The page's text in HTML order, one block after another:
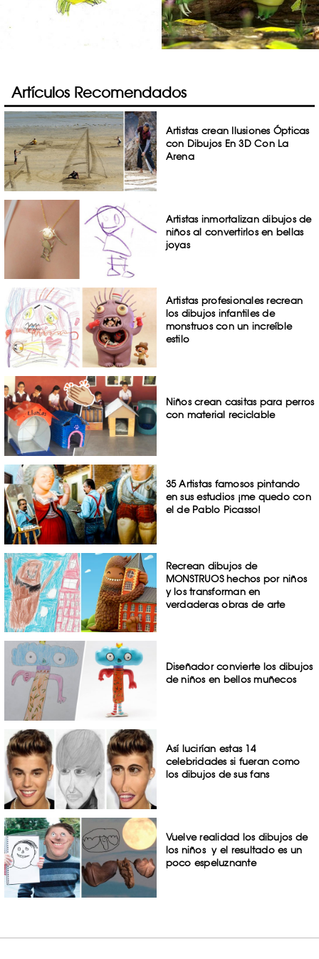
Artículos Recomendados
Artistas crean Ilusiones Ópticas
con Dibujos En 3D Con La
Arena
Artistas inmortalizan dibujos de
niños al convertirlos en bellas
joyas
Artistas profesionales recrean
los dibujos infantiles de
monstruos con un increíble
estilo
Niños crean casitas para perros
con material reciclable
35 Artistas famosos pintando
en sus estudios ¡me quedo con
el de Pablo Picasso!
Recrean dibujos de
MONSTRUOS hechos por niños
y los transforman en
verdaderas obras de arte
Diseñador convierte los dibujos
de niños en bellos muñecos
Así lucirían estas 14
celebridades si fueran como
los dibujos de sus fans
Vuelve realidad los dibujos de
los niños y el resultado es un
poco espeluznante